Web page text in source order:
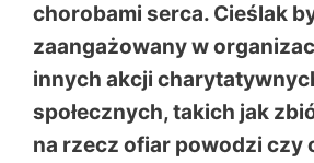
chorobami serca. Cieślak
zaangażowany w
innych akcji
społecznych, takich jak
na rzecz ofiar powodzi czy